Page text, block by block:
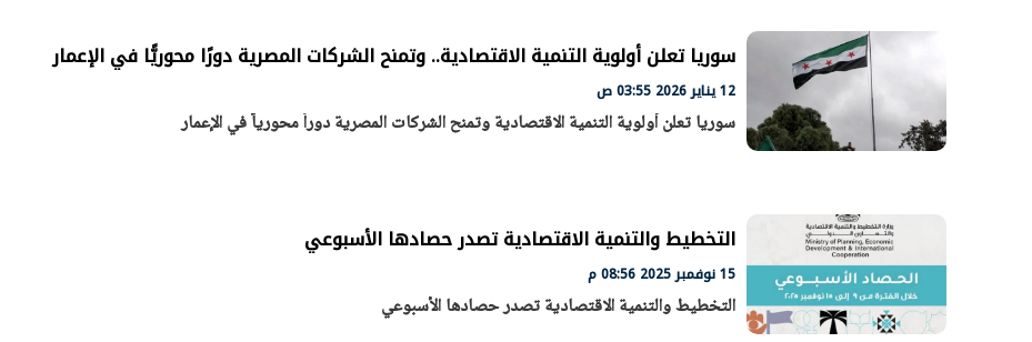
سوريا تعلن أولوية التنمية الاقتصادية.. وتمنح الشركات المصرية دورًا محوريًّا في الإعمار
12 يناير 2026 03:55 ص
سوريا تعلن أولوية التنمية الاقتصادية وتمنح الشركات المصرية دوراً محورياً في الإعمار
التخطيط والتنمية الاقتصادية تصدر حصادها الأسبوعي
15 نوفمبر 2025 08:56 م
التخطيط والتنمية الاقتصادية تصدر حصادها الأسبوعي
الرئيس السيسي: تداعيات خطيرة على
الاقتصاد العالمي وأسعار الوقود حال
استمرار الأزمة في الشرق الأوسط
30 مارس 2026 05:06 م
رئيس الوزراء يتابع الإجراءات الخاصة
بتنفيذ التوجيهات الرئاسية بطرح وحدات
سكنية بالإيجار للمواطنين
30 مارس 2026 04:40 م
افتتاح «إيجبس 2026» بحضور دولي
واسع.. والبترول: مصر تعزز مكانتها
بوصفها مركزًا إقليميًّا للطاقة
30 مارس 2026 03:59 م